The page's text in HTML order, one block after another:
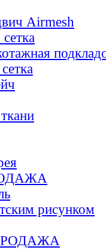
Airmesh
рисунком